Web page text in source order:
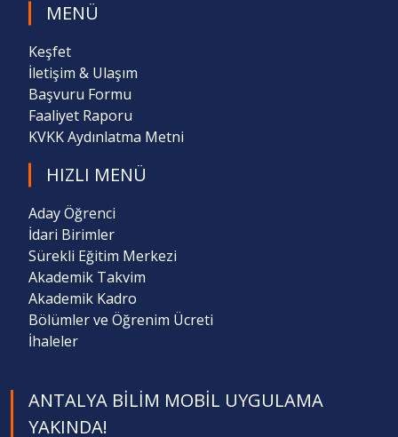
MENÜ
Keşfet
İletişim & Ulaşım
Başvuru Formu
Faaliyet Raporu
KVKK Aydınlatma Metni
HIZLI MENÜ
Aday Öğrenci
İdari Birimler
Sürekli Eğitim Merkezi
Akademik Takvim
Akademik Kadro
Bölümler ve Öğrenim Ücreti
İhaleler
ANTALYA BILIM MOBIL UYGULAMA
YAKINDA!